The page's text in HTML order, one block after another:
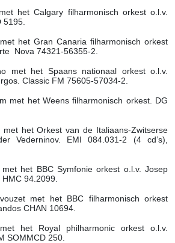
het Calgary filharmonisch orkest o.l.v.
5195.
het Gran Canaria filharmonisch orkest
Nova 74321-56355-2.
met het Spaans nationaal orkest o.l.v.
Classic FM 75605-57034-2.
met het Weens filharmonisch orkest. DG
met het Orkest van de Italiaans-Zwitserse
Vederninov. EMI 084.031-2 (4 cd’s),
het BBC Symfonie orkest o.l.v. Josep
94.2099.
met het BBC filharmonisch orkest
CHAN 10694.
het Royal philharmonic orkest o.l.v.
SOMMCD 250.